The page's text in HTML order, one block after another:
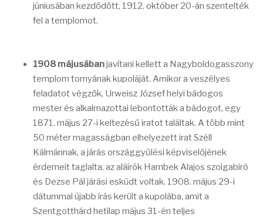
júniusában kezdődött, 1912. október 20-án szentelték
fel a templomot.
1908 májusábanjavítani kellett a Nagyboldogasszony
templom tornyának kupoláját. Amikor a veszélyes
feladatot végzők, Urweisz József helyi bádogos
mester és alkalmazottai lebontották a bádogot, egy
1871. május 27-i keltezésű iratot találtak. A több mint
50 méter magasságban elhelyezett irat Széll
Kálmánnak, a járás országgyűlési képviselőjének
érdemeit taglalta, az aláírók Hambek Alajos szolgabíró
és Dezse Pál járási esküdt voltak. 1908. május 29-i
dátummal újabb írás került a kupolába, amit a
Szentgotthárd hetilap május 31-én teljes